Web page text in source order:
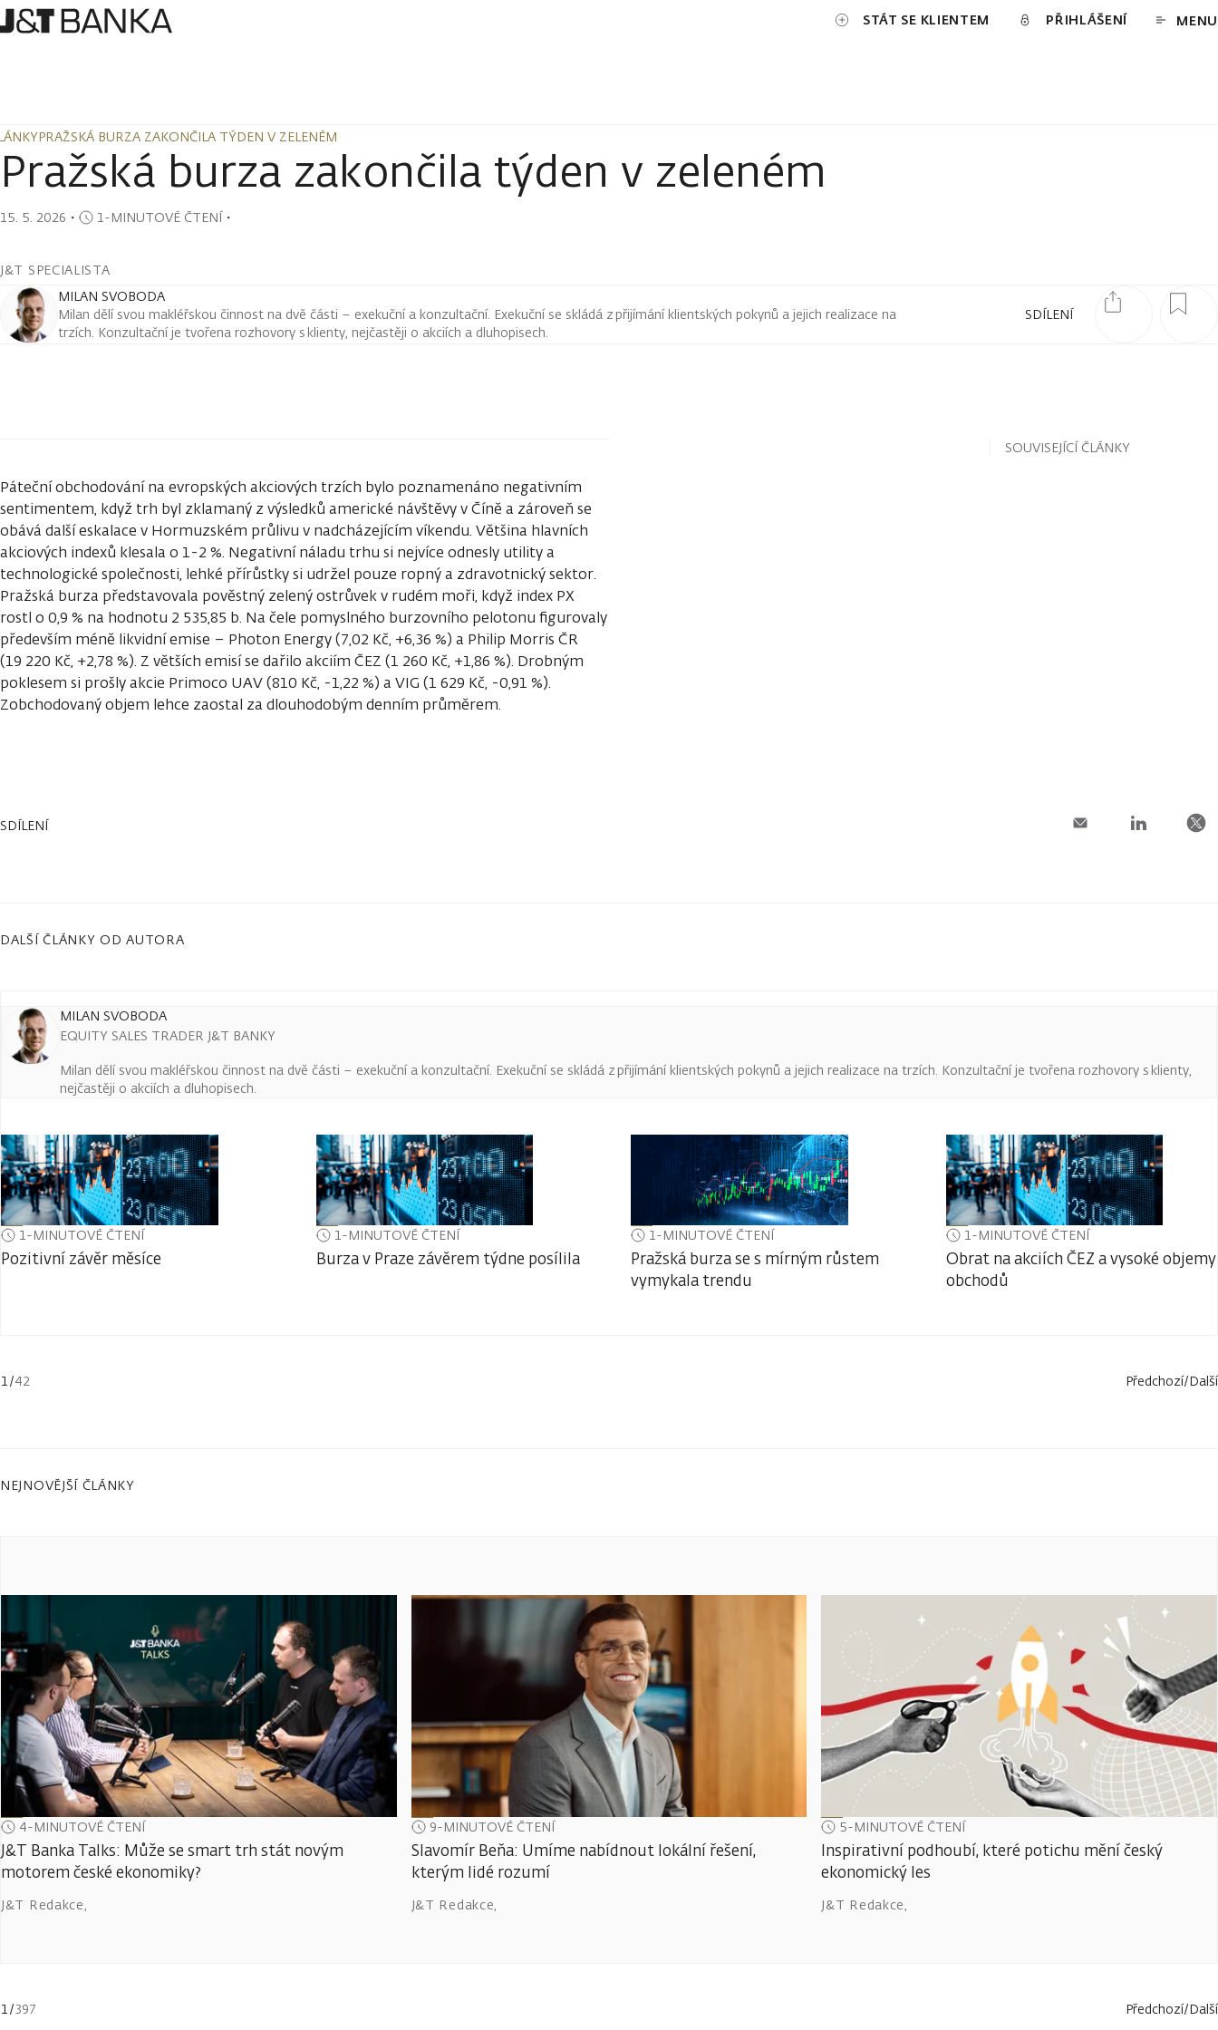
STÁT SE KLIENTEM PŘIHLÁŠENÍ MENU
PRAŽSKÁ BURZA ZAKONČILA TÝDEN V ZELENÉM
PRAŽSKÁ BURZA ZAKONČILA TÝDEN V ZELENÉM
Pražská burza zakončila týden v zeleném
15. 5. 2026 ・ 1-MINUTOVÉ ČTENÍ・
J&T SPECIALISTA
SDÍLENÍ
MILAN SVOBODA
Milan dělí svou makléřskou činnost na dvě části – exekuční a konzultační. Exekuční se skládá z přijímání klientských pokynů a jejich realizace na
trzích. Konzultační je tvořena rozhovory s klienty, nejčastěji o akciích a dluhopisech.
Páteční obchodování na evropských akciových trzích bylo poznamenáno negativním
sentimentem, když trh byl zklamaný z výsledků americké návštěvy v Číně a zároveň se
obává další eskalace v Hormuzském průlivu v nadcházejícím víkendu. Většina hlavních
akciových indexů klesala o 1-2 %. Negativní náladu trhu si nejvíce odnesly utility a
technologické společnosti, lehké přírůstky si udržel pouze ropný a zdravotnický sektor.
Pražská burza představovala pověstný zelený ostrůvek v rudém moři, když index PX
rostl o 0,9 % na hodnotu 2 535,85 b. Na čele pomyslného burzovního pelotonu figurovaly
především méně likvidní emise – Photon Energy (7,02 Kč, +6,36 %) a Philip Morris ČR
(19 220 Kč, +2,78 %). Z větších emisí se dařilo akciím ČEZ (1 260 Kč, +1,86 %). Drobným
poklesem si prošly akcie Primoco UAV (810 Kč, -1,22 %) a VIG (1 629 Kč, -0,91 %).
Zobchodovaný objem lehce zaostal za dlouhodobým denním průměrem.
SOUVISEJÍCÍ ČLÁNKY
SDÍLENÍ
DALŠÍ ČLÁNKY OD AUTORA
MILAN SVOBODA
EQUITY SALES TRADER J&T BANKY
Milan dělí svou makléřskou činnost na dvě části – exekuční a konzultační. Exekuční se skládá z přijímání klientských pokynů a jejich realizace na trzích. Konzultační je tvořena rozhovory s klienty,
nejčastěji o akciích a dluhopisech.
1-MINUTOVÉ ČTENÍ
Pozitivní závěr měsíce
1-MINUTOVÉ ČTENÍ
Burza v Praze závěrem týdne posílila
1-MINUTOVÉ ČTENÍ
Pražská burza se s mírným růstem
vymykala trendu
1-MINUTOVÉ ČTENÍ
Obrat na akciích ČEZ a vysoké objemy
obchodů
1 /42 Předchozí/Další
NEJNOVĚJŠÍ ČLÁNKY
4-MINUTOVÉ ČTENÍ
J&T Banka Talks: Může se smart trh stát novým
motorem české ekonomiky?
J&T Redakce,
9-MINUTOVÉ ČTENÍ
Slavomír Beňa: Umíme nabídnout lokální řešení,
kterým lidé rozumí
J&T Redakce,
5-MINUTOVÉ ČTENÍ
Inspirativní podhoubí, které potichu mění český
ekonomický les
J&T Redakce,
1/397 Předchozí/Další